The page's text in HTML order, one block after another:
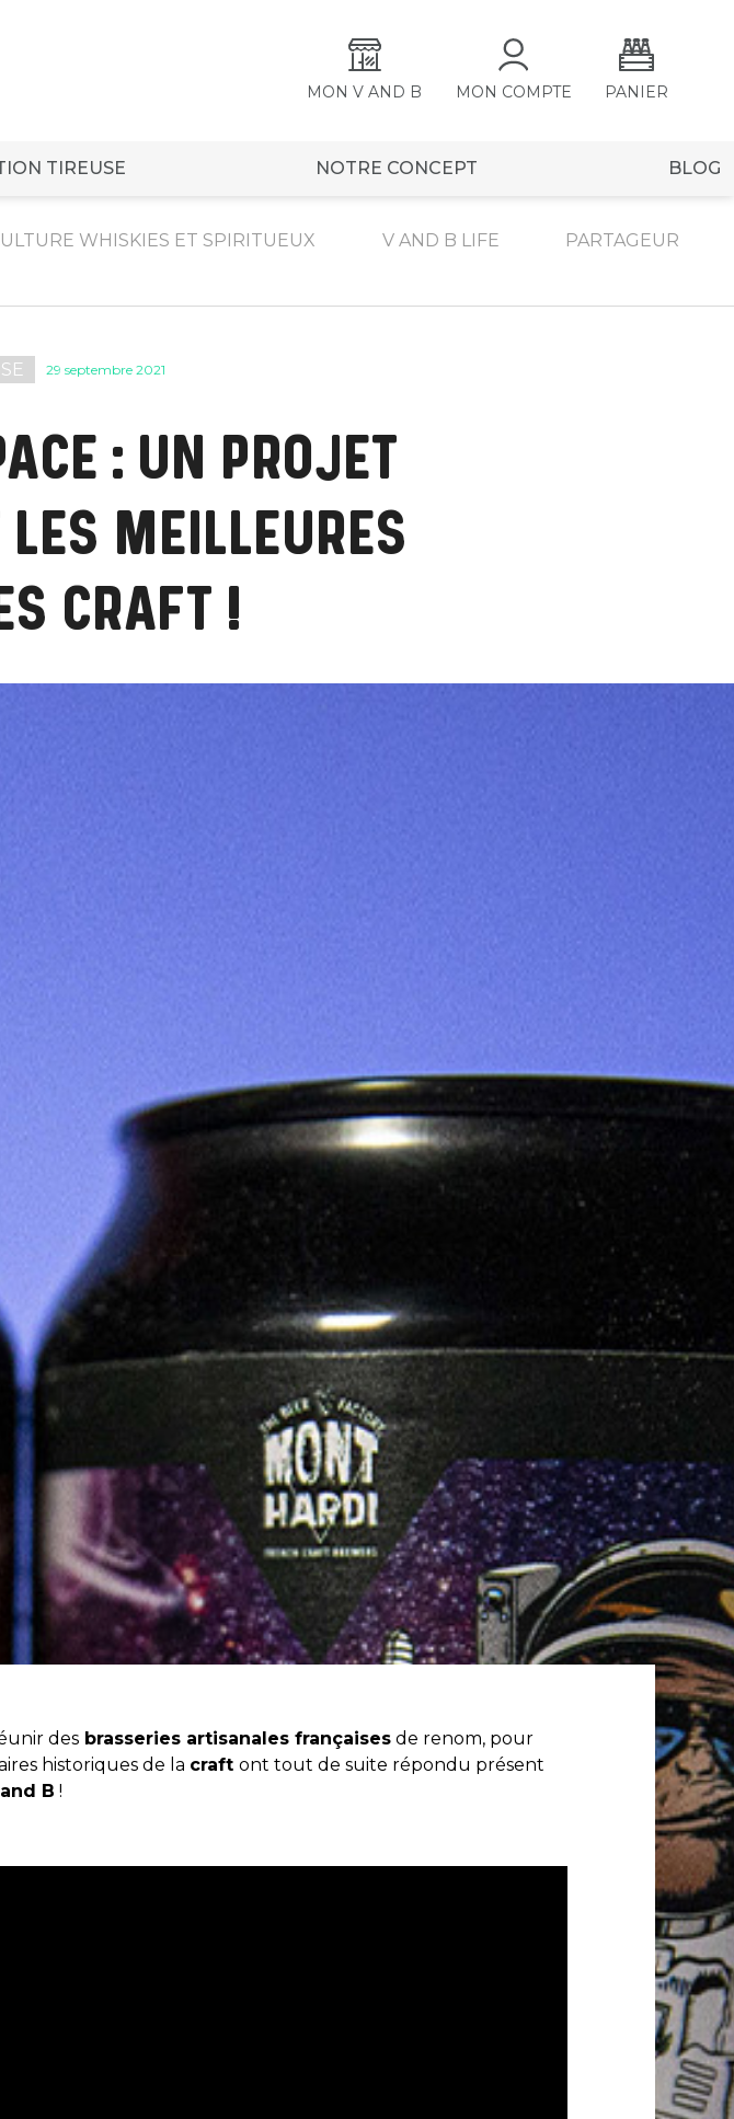
MON V AND B MON COMPTE PANIER
TIREUSE NOTRE CONCEPT BLOG
WHISKIES ET SPIRITUEUX V AND B LIFE PARTAGEUR
29 septembre 2021
: UN PROJET
MEILLEURES
CRAFT !
des brasseries artisanales françaises de renom, pour
historiques de la craft ont tout de suite répondu présent
B !